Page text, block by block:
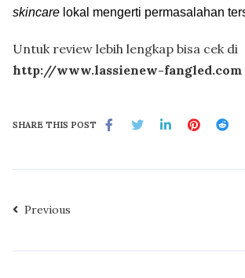
skincare lokal mengerti permasalahan
Untuk review lebih lengkap bisa cek di
http://www.lassienew-fangled.com
SHARE THIS POST
Previous